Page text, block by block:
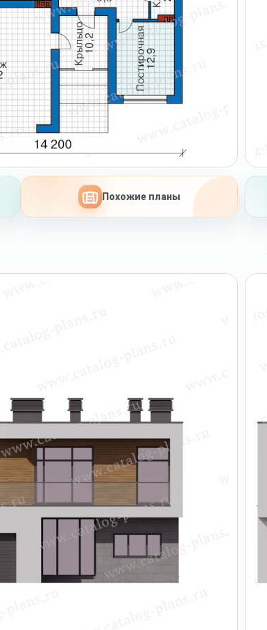
Похожие планы